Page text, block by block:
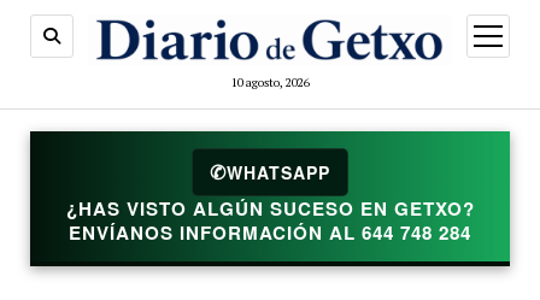
10 agosto, 2026
abrir
menú
✆WHATSAPP
¿HAS VISTO ALGÚN SUCESO EN GETXO?
ENVÍANOS INFORMACIÓN AL 644 748 284